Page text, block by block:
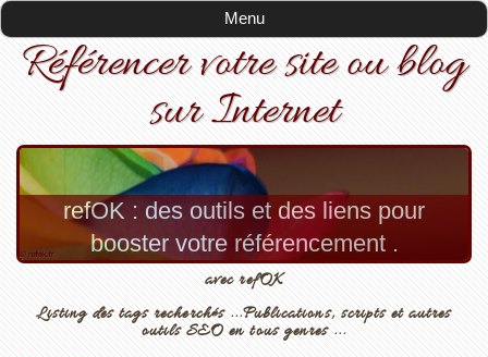
Menu
Référencer votre site ou blog
sur Internet
refOK : des outils et des liens pour
booster votre référencement .
avec refOK
Listing des tags recherchés ...Publications, scripts et autres
outils SEO en tous genres ...